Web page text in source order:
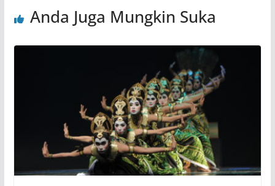
Anda Juga Mungkin Suka